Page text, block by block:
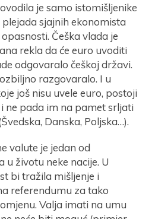
je samo istomišljenike
sjajnih ekonomista
Češka vlada je
rekla da će euro uvoditi
odgovaralo češkoj državi.
razgovaralo. I u
još nisu uvele euro, postoji
ne pada im na pamet srljati
Danska, Poljska…).
valute je jedan od
u životu neke nacije. U
bi tražila mišljenje i
referendumu za tako
Valja imati na umu